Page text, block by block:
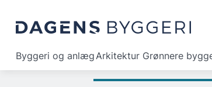
Byggeri og anlægArkitektur Grønnere